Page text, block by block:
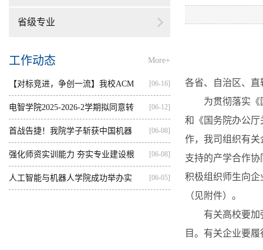
省级专业
工作动态 More+
【对标竞进，争创一流】我校ACM
集训...
[06-16]
电智学院2025-2026-2学期拟同意转
出...
[06-12]
首战告捷！我院学子斩获中国机器
人...
[06-08]
强化师资实训能力 夯实专业建设根
基...
[06-08]
人工智能与机器人学院成功举办实 [06-05]
各省、自治区、
为贯彻落实《国
和《国务院办公
作，我司组织有
支持的产学合作
积极组织师生向
（见附件）。
有关高校要加强
目。有关企业要